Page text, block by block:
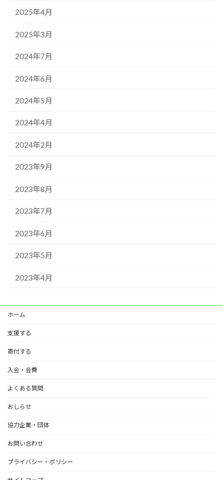
2025年4月
2025年3月
2024年7月
2024年6月
2024年5月
2024年4月
2024年2月
2023年9月
2023年8月
2023年7月
2023年6月
2023年5月
2023年4月
ホーム
支援する
寄付する
入会・会費
よくある質問
おしらせ
協力企業・団体
お問い合わせ
プライバシー・ポリシー